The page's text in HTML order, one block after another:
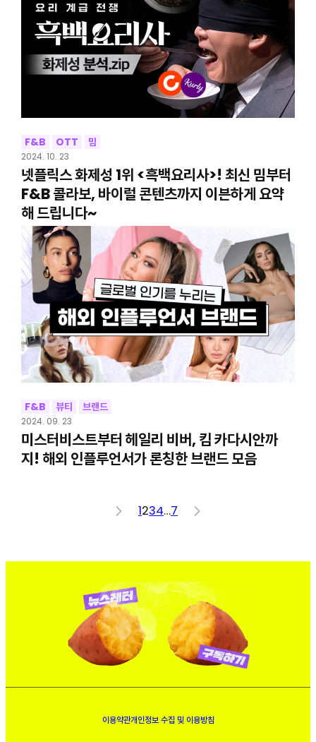
F&B OTT 밈
2024. 10. 23
넷플릭스 화제성 1위 <흑백요리사>! 최신 밈부터
F&B 콜라보, 바이럴 콘텐츠까지 이븐하게 요약
해 드립니다~
F&B 뷰티 브랜드
2024. 09. 23
미스터비스트부터 헤일리 비버, 킴 카다시안까
지! 해외 인플루언서가 론칭한 브랜드 모음
< 1234…7 >
이용약관개인정보 수집 및 이용방침